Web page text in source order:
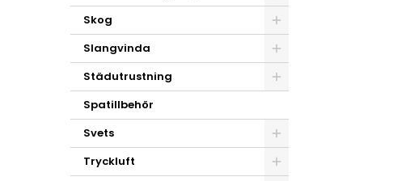
Skog
Slangvinda
Städutrustning
Spatillbehör
Svets
Tryckluft